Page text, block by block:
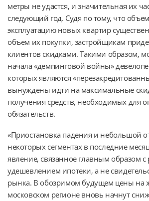
метры не удастся, и значительная их
следующий год. Судя по тому, что
эксплуатацию новых квартир
объем их покупки, застройщикам
клиентов скидками. Такими образом,
начала «демпинговой войны»
которых являются
вынуждены идти на максимальные
получения средств, необходимых для
обязательств.
«Приостановка падения и небольшой
некоторых сегментах в последние
явление, связанное главным образом с
удешевлением ипотеки, а не
рынка. В обозримом будущем цены на
московском регионе вновь начнут